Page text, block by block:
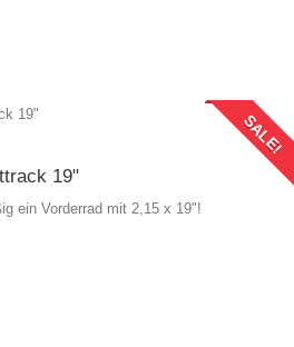
SALE!
19"
ein Vorderrad mit 2,15 x 19"!